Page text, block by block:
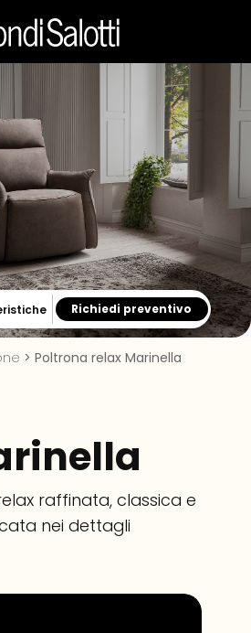
Richiedi preventivo
> Poltrona relax Marinella
raffinata, classica e
nei dettagli